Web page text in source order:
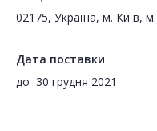
02175, Україна, м. Київ,
Дата поставки
до 30 грудня 2021